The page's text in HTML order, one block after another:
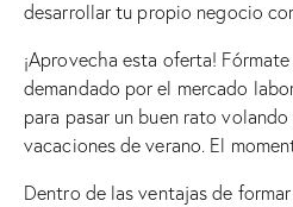
desarrollar tu propio negocio
¡Aprovecha esta oferta!
demandado por el mercado
para pasar un buen rato
vacaciones de verano. El
Dentro de las ventajas de